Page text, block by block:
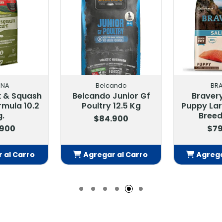
Gf
Kg
al Carro
BRAVERY
Bravery Salmon
Puppy Large Medium
Breeds 12 Kg
Agregar al Carro
Acana
Fish